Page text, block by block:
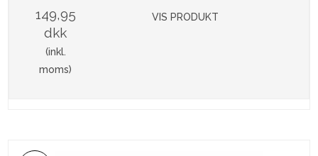
149,95
dkk
(inkl.
moms)
VIS PRODUKT